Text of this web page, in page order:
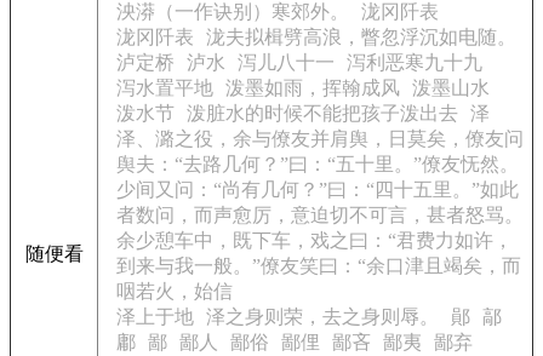
随便看
泱漭（一作诀别）寒郊外。
泷冈阡表
泷冈阡表
泷夫拟楫劈高浪，瞥忽浮沉如电随。
泸定桥
泸水 泻儿八十一
泻利恶寒九十九
泻水置平地 泼墨如雨，挥翰成风 泼墨山水
泼水节 泼脏水的时候不能把孩子泼出去 泽
泽、潞之役，余与僚友并肩舆，日莫矣，僚友问
舆夫：“去路几何？”曰：“五十里。”僚友怃然。
少间又问：“尚有几何？”曰：“四十五里。”如此
者数问，而声愈厉，意迫切不可言，甚者怒骂。
余少憩车中，既下车，戏之曰：“君费力如许，
到来与我一般。”僚友笑曰：“余口津且竭矣，而
咽若火，始信
泽上于地 泽之身则荣，去之身则辱。 鄖 鄗
鄘 鄙 鄙人 鄙俗 鄙俚 鄙吝 鄙夷
鄙弃